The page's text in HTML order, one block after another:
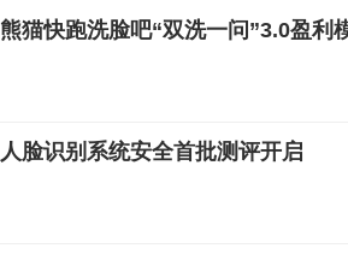
熊猫快跑洗脸吧“双洗一问”3.0盈利
人脸识别系统安全首批测评开启